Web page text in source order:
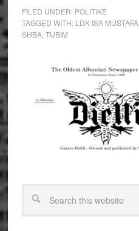
FILED UNDER: POLITIKE
TAGGED WITH: LDK ISA MUSTAFA,
SHBA, TUBIM